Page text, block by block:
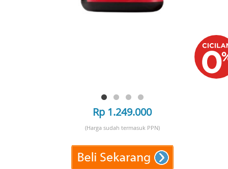
Rp 1.249.000
(Harga sudah termasuk PPN)